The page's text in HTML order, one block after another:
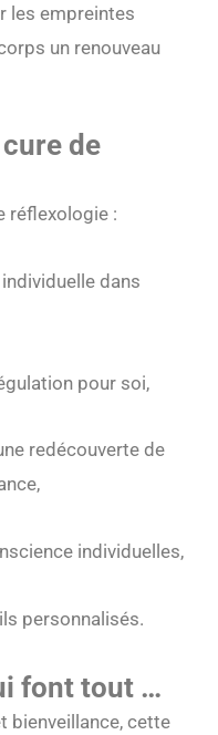
les empreintes
un renouveau
de
réflexologie :
dans
pour soi,
redécouverte de
individuelles,
personnalisés.
font tout …
bienveillance, cette